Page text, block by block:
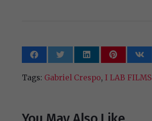
Tags: Gabriel Crespo, I LAB FILMS